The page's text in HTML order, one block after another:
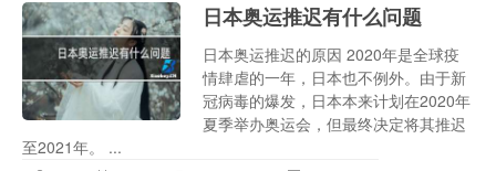
日本奥运推迟有什么问题
日本奥运推迟的原因 2020年是全球疫
情肆虐的一年，日本也不例外。由于新
冠病毒的爆发，日本本来计划在2020年
夏季举办奥运会，但最终决定将其推迟
至2021年。 ...